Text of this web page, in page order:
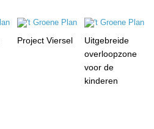
Project Viersel
Uitgebreide
overloopzone
voor de
kinderen